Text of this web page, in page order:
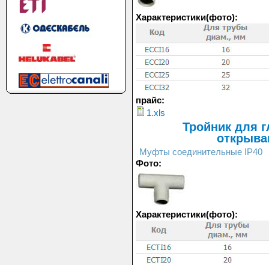
Характеристики(фото):
прайс:
1.xls
Тройник для
Муфты соединительные IP40
Фото:
Характеристики(фото):